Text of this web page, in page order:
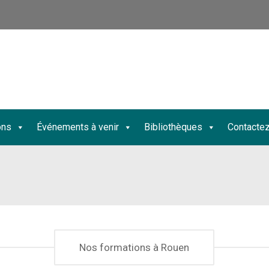
Événements à venir Bibliothèques
Nos formations à Rouen